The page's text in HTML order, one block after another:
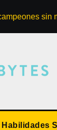
sin
Habilidades